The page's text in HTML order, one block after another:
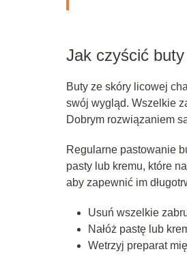
Jak czyścić
Buty ze skóry licowej
swój wygląd. Wszelkie
Dobrym rozwiązaniem
Regularne pastowanie
pasty lub kremu, które
aby zapewnić im
Usuń wszelkie
Nałóż pastę lub
Wetrzyj preparat